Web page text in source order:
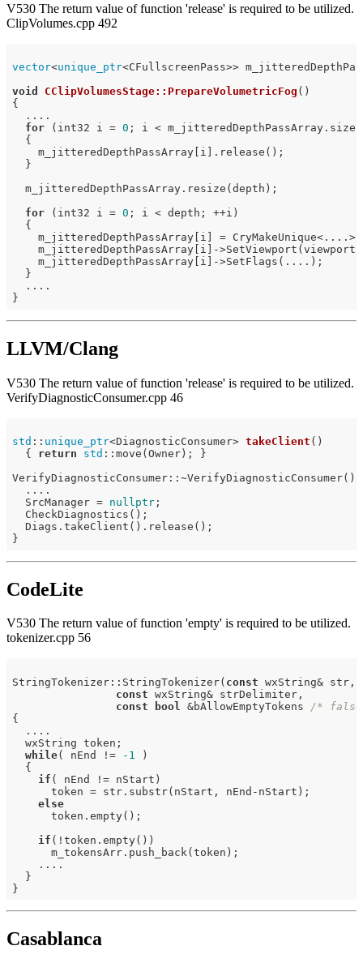
V530 The return value of function 'release' is required to be utilized.
ClipVolumes.cpp 492
vector<unique_ptr<CFullscreenPass>>
void
CClipVolumesStage::PrepareVolumetricFog ()
{
  ....
for (int32 i = 0 ; i <
  {
    m_jitteredDepthPassArray[i].release();
  }
  m_jitteredDepthPassArray.resize(depth);
for (int32 i = 0 ; i < depth; ++i)
  {
m_jitteredDepthPassArray[i] =
m_jitteredDepthPassArray[i]-
    m_jitteredDepthPassArray[i]->SetFlags(....);
  }
  ....
LLVM/Clang
V530 The return value of function 'release' is required to be utilized.
VerifyDiagnosticConsumer.cpp 46
std :: unique_ptr<DiagnosticConsumer> takeClient ()
{ return std ::move(Owner); }
VerifyDiagnosticConsumer::~VerifyDiagnosticConsumer()
  ....
  SrcManager =
nullptr;
  CheckDiagnostics();
  Diags.takeClient().release();
CodeLite
V530 The return value of function 'empty' is required to be utilized.
tokenizer.cpp 56
StringTokenizer::StringTokenizer( const wxString& str,
const wxString& strDelimiter,
const
bool &bAllowEmptyTokens
/*
{
  ....
  wxString token;
while( nEnd != -1
)
  {
if ( nEnd != nStart)
      token = str.substr(nStart, nEnd-nStart);
else
if (!token.empty())
      m_tokensArr.push_back(token);
    ....
  }
Casablanca